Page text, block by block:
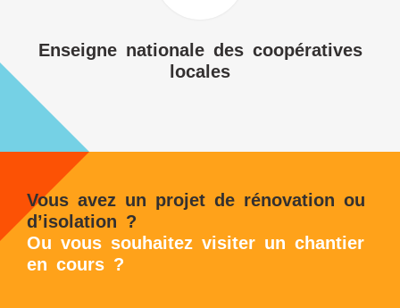
Enseigne nationale des coopératives
locales
Vous avez un projet de rénovation ou
d’isolation ?
Ou vous souhaitez visiter un chantier
en cours ?